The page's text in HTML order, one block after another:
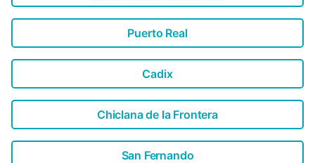
Puerto Real
Cadix
Chiclana de la Frontera
San Fernando